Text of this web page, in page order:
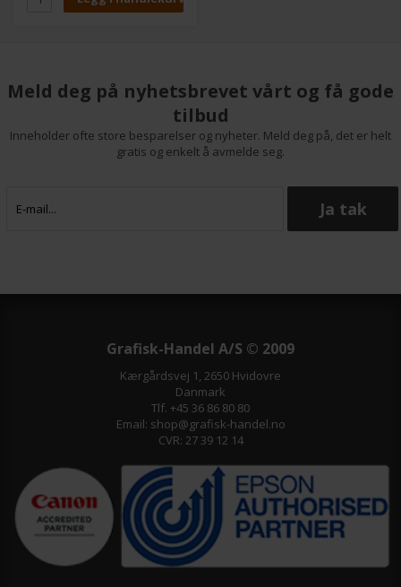
Meld deg på nyhetsbrevet vårt og få gode
tilbud
Inneholder ofte store besparelser og nyheter. Meld deg på, det er helt
gratis og enkelt å avmelde seg.
Grafisk-Handel A/S © 2009
Kærgårdsvej 1, 2650 Hvidovre
Danmark
Tlf. +45 36 86 80 80
Email: shop@grafisk-handel.no
CVR: 27 39 12 14